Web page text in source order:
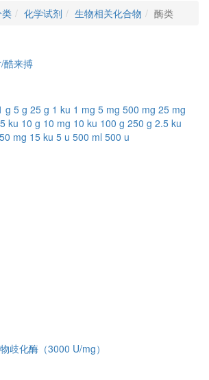
化学试剂 生物相关化合物 酶类
酷来搏
g 5 g 25 g 1 ku 1 mg 5 mg 500 mg 25 mg
5 ku 10 g 10 mg 10 ku 100 g 250 g 2.5 ku
mg 15 ku 5 u 500 ml 500 u
歧化酶（3000 U/mg）